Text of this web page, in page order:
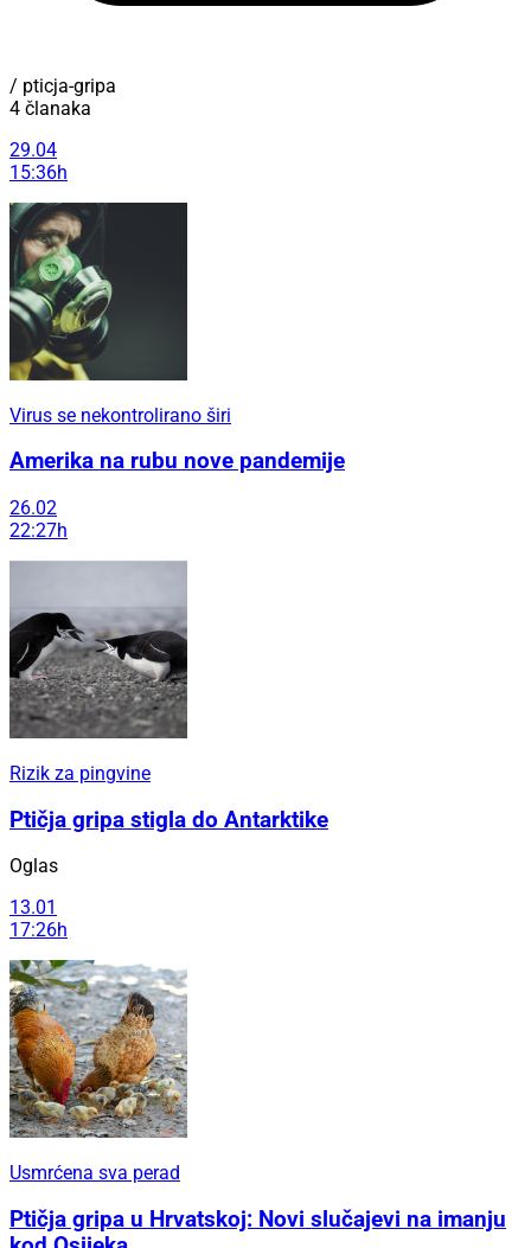
/ pticja-gripa
4 članaka
29.04
15:36h
Virus se nekontrolirano širi
Amerika na rubu nove pandemije
26.02
22:27h
Rizik za pingvine
Ptičja gripa stigla do Antarktike
Oglas
13.01
17:26h
Usmrćena sva perad
Ptičja gripa u Hrvatskoj: Novi slučajevi na imanju